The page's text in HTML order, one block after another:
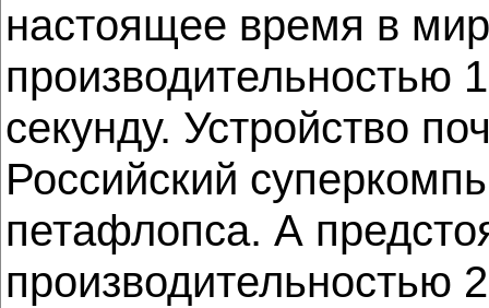
настоящее время в
производительностью
секунду. Устройство
Российский
петафлопса. А